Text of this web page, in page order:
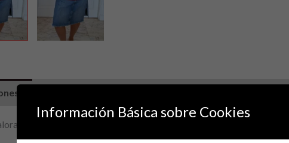
(0)
aún.
Información Básica sobre Cookies